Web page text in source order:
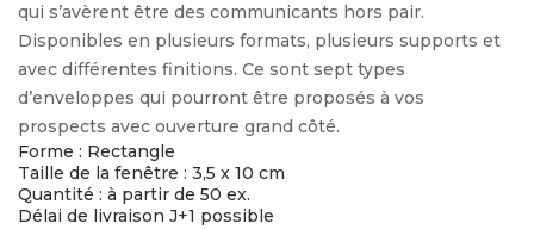
qui s’avèrent être des communicants hors pair.
Disponibles en plusieurs formats, plusieurs supports et
avec différentes finitions. Ce sont sept types
d’enveloppes qui pourront être proposés à vos
prospects avec ouverture grand côté.
Forme : Rectangle
Taille de la fenêtre : 3,5 x 10 cm
Quantité : à partir de 50 ex.
Délai de livraison J+1 possible